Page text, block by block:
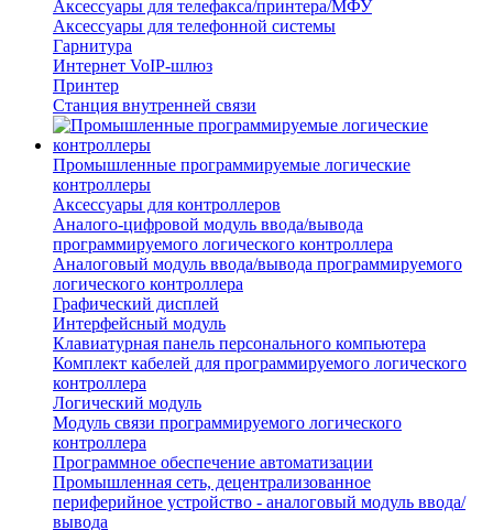
Аксессуары для телефакса/принтера/МФУ
Аксессуары для телефонной системы
Гарнитура
Интернет VoIP-шлюз
Принтер
Станция внутренней связи
Промышленные программируемые логические
контроллеры
Аксессуары для контроллеров
Аналого-цифровой модуль ввода/вывода
программируемого логического контроллера
Аналоговый модуль ввода/вывода программируемого
логического контроллера
Графический дисплей
Интерфейсный модуль
Клавиатурная панель персонального компьютера
Комплект кабелей для программируемого логического
контроллера
Логический модуль
Модуль связи программируемого логического
контроллера
Программное обеспечение автоматизации
Промышленная сеть, децентрализованное
периферийное устройство - аналоговый модуль ввода/
вывода